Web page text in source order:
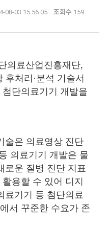
08-03 15:56:05 조회수 159
의료산업진흥재단,
처리·분석 기술서
단의료기기 개발을
술은 의료영상 진단
의료기기 개발은 물
로운 질병 진단 지표
용할 수 있어 디지
료기기 등 첨단의료
서 꾸준한 수요가 존